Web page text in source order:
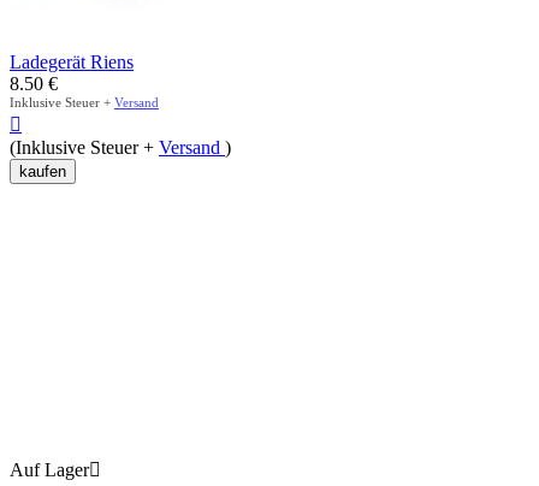
Ladegerät Riens
8.50 €
Inklusive Steuer + Versand

(Inklusive Steuer + Versand )
kaufen
Auf Lager